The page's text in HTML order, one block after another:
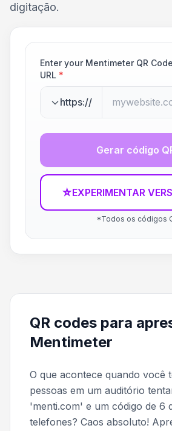
digitação.
Enter your Mentimeter QR
URL *
https://
Gerar código
☆EXPERIMENTAR
*Todos os códigos
QR codes para
Mentimeter
O que acontece quando você
pessoas em um auditório
'menti.com' e um código de 6
telefones? Caos absoluto!